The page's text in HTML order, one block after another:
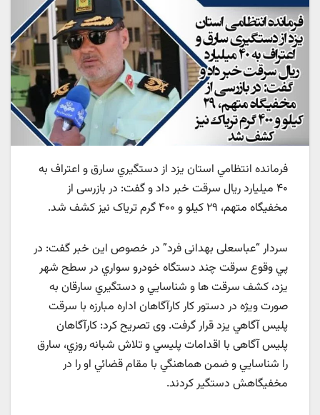
فرمانده انتظامي استان یزد از دستگيري سارق و اعتراف به
۴۰ ميليارد ريال سرقت خبر داد و گفت: در بازرسی از
مخفیگاه متهم، ۲۹ کیلو و ۴۰۰ گرم تریاک نیز کشف شد.
سردار “عباسعلی بهدانی فرد” در خصوص این خبر گفت: در
پي وقوع سرقت چند دستگاه خودرو سواري در سطح شهر
يزد، کشف سرقت ها و شناسايي و دستگيري سارقان به
صورت ويژه در دستور کار کارآگاهان اداره مبارزه با سرقت
پليس آگاهي یزد قرار گرفت. وی تصريح کرد: کارآگاهان
پلیس آگاهی با اقدامات پليسي و تلاش شبانه روزي، سارق
را شناسايي و ضمن هماهنگي با مقام قضائي او را در
مخفيگاهش دستگير کردند.